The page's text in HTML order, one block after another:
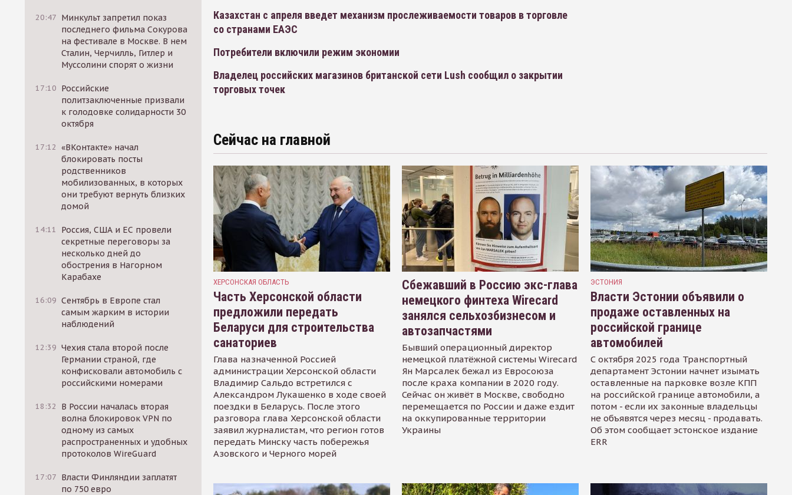
20:47 Минкульт запретил показ
последнего фильма Сокурова
на фестивале в Москве. В нем
Сталин, Черчилль, Гитлер и
Муссолини спорят о жизни
17:10 Российские
политзаключенные призвали
к голодовке солидарности 30
октября
17:12 «ВКонтакте» начал
блокировать посты
родственников
мобилизованных, в которых
они требуют вернуть близких
домой
14:11
Россия, США и ЕС провели
секретные переговоры за
несколько дней до
обострения в Нагорном
Карабахе
16:09 Сентябрь в Европе стал
самым жарким в истории
наблюдений
12:39 Чехия стала второй после
Германии страной, где
конфисковали автомобиль с
российскими номерами
18:32
В России началась вторая
волна блокировок VPN по
одному из самых
распространенных и удобных
протоколов WireGuard
17:07 Власти Финляндии заплатят
по 750 евро
Казахстан с апреля введет механизм прослеживаемости товаров в торговле
со странами ЕАЭС
Потребители включили режим экономии
Владелец российских магазинов британской сети Lush сообщил о закрытии
торговых точек
Сейчас на главной
ХЕРСОНСКАЯ ОБЛАСТЬ
Часть Херсонской области
предложили передать
Беларуси для строительства
санаториев
Глава назначенной Россией
администрации Херсонской области
Владимир Сальдо встретился с
Александром Лукашенко в ходе своей
поездки в Беларусь. После этого
разговора глава Херсонской области
заявил журналистам, что регион готов
передать Минску часть побережья
Азовского и Черного морей
Сбежавший в Россию экс-глава
немецкого финтеха Wirecard
занялся сельхозбизнесом и
автозапчастями
Бывший операционный директор
немецкой платёжной системы Wirecard
Ян Марсалек бежал из Евросоюза
после краха компании в 2020 году.
Сейчас он живёт в Москве, свободно
перемещается по России и даже ездит
на оккупированные территории
Украины
ЭСТОНИЯ
Власти Эстонии объявили о
продаже оставленных на
российской границе
автомобилей
С октября 2025 года Транспортный
департамент Эстонии начнет изымать
оставленные на парковке возле КПП
на российской границе автомобили, а
потом - если их законные владельцы
не объявятся через месяц - продавать.
Об этом сообщает эстонское издание
ERR